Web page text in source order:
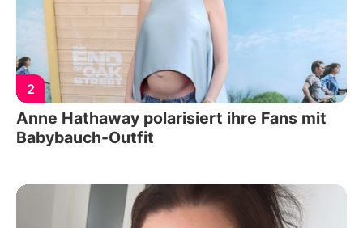
2
Anne Hathaway polarisiert ihre Fans mit
Babybauch-Outfit